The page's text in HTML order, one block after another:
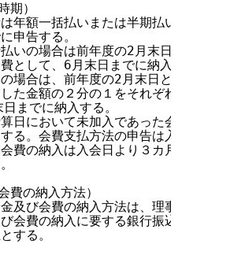
期）
年額一括払いまたは半期払いとし、
申告する。
いの場合は前年度の2月末日における
として、6月末日までに納入する。
場合は、前年度の2月末日と該当年度
た金額の２分の１をそれぞれ前期会
までに納入する。
日において未加入であった会員は、
る。会費支払方法の申告は入会申請
費の納入は入会日より３カ月以内と
費の納入方法）
及び会費の納入方法は、理事長が別
会費の納入に要する銀行振込み手数
する。